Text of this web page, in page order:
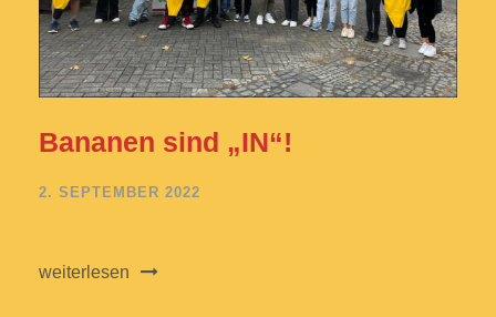
Bananen sind „IN“!
2. SEPTEMBER 2022
weiterlesen